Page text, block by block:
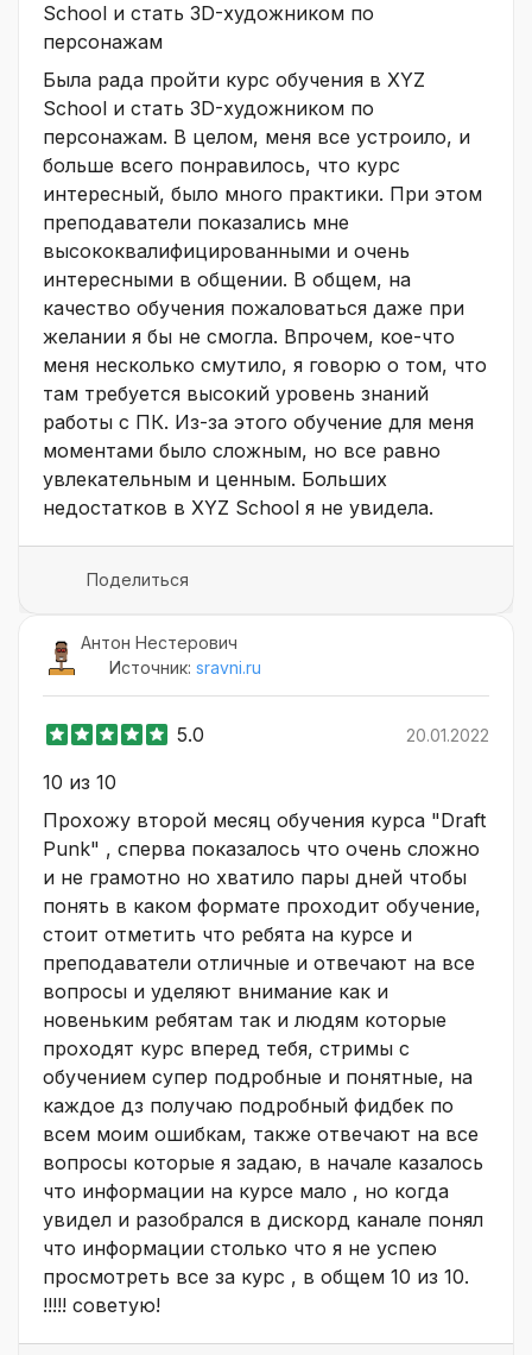
School и стать 3D-художником по
персонажам
Была рада пройти курс обучения в XYZ
School и стать 3D-художником по
персонажам. В целом, меня все устроило, и
больше всего понравилось, что курс
интересный, было много практики. При этом
преподаватели показались мне
высококвалифицированными и очень
интересными в общении. В общем, на
качество обучения пожаловаться даже при
желании я бы не смогла. Впрочем, кое-что
меня несколько смутило, я говорю о том, что
там требуется высокий уровень знаний
работы с ПК. Из-за этого обучение для меня
моментами было сложным, но все равно
увлекательным и ценным. Больших
недостатков в XYZ School я не увидела.
Поделиться
Антон Нестерович
Источник: sravni.ru
5.0 20.01.2022
10 из 10
Прохожу второй месяц обучения курса "Draft
Punk" , сперва показалось что очень сложно
и не грамотно но хватило пары дней чтобы
понять в каком формате проходит обучение,
стоит отметить что ребята на курсе и
преподаватели отличные и отвечают на все
вопросы и уделяют внимание как и
новеньким ребятам так и людям которые
проходят курс вперед тебя, стримы с
обучением супер подробные и понятные, на
каждое дз получаю подробный фидбек по
всем моим ошибкам, также отвечают на все
вопросы которые я задаю, в начале казалось
что информации на курсе мало , но когда
увидел и разобрался в дискорд канале понял
что информации столько что я не успею
просмотреть все за курс , в общем 10 из 10.
!!!!! советую!